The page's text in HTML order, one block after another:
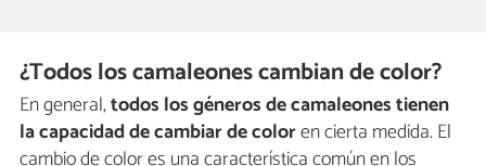
¿Todos los camaleones cambian de color?
En general,todos los géneros de camaleones tienen
la capacidad de cambiar de coloren cierta medida. El